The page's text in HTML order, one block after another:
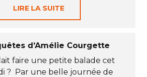
LIRE LA SUITE
d’Amélie Courgette
faire une petite balade cet
? Par une belle journée de